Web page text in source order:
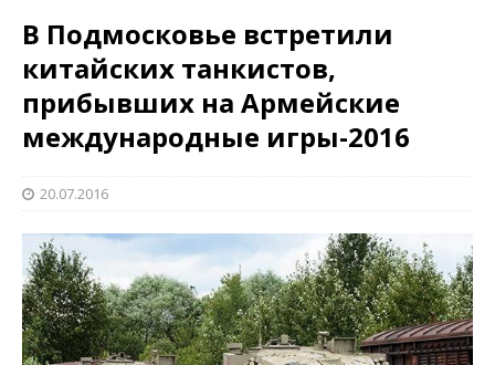
В Подмосковье встретили
китайских танкистов,
прибывших на Армейские
международные игры-2016
20.07.2016